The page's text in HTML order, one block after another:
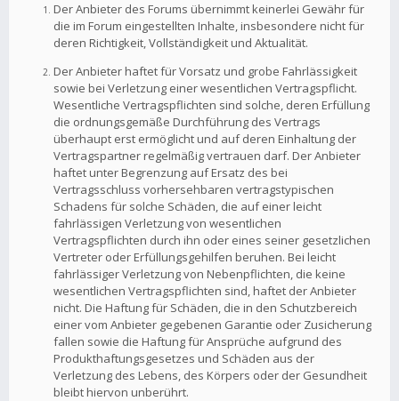
Der Anbieter des Forums übernimmt keinerlei Gewähr für
die im Forum eingestellten Inhalte, insbesondere nicht für
deren Richtigkeit, Vollständigkeit und Aktualität.
Der Anbieter haftet für Vorsatz und grobe Fahrlässigkeit
sowie bei Verletzung einer wesentlichen Vertragspflicht.
Wesentliche Vertragspflichten sind solche, deren Erfüllung
die ordnungsgemäße Durchführung des Vertrags
überhaupt erst ermöglicht und auf deren Einhaltung der
Vertragspartner regelmäßig vertrauen darf. Der Anbieter
haftet unter Begrenzung auf Ersatz des bei
Vertragsschluss vorhersehbaren vertragstypischen
Schadens für solche Schäden, die auf einer leicht
fahrlässigen Verletzung von wesentlichen
Vertragspflichten durch ihn oder eines seiner gesetzlichen
Vertreter oder Erfüllungsgehilfen beruhen. Bei leicht
fahrlässiger Verletzung von Nebenpflichten, die keine
wesentlichen Vertragspflichten sind, haftet der Anbieter
nicht. Die Haftung für Schäden, die in den Schutzbereich
einer vom Anbieter gegebenen Garantie oder Zusicherung
fallen sowie die Haftung für Ansprüche aufgrund des
Produkthaftungsgesetzes und Schäden aus der
Verletzung des Lebens, des Körpers oder der Gesundheit
bleibt hiervon unberührt.